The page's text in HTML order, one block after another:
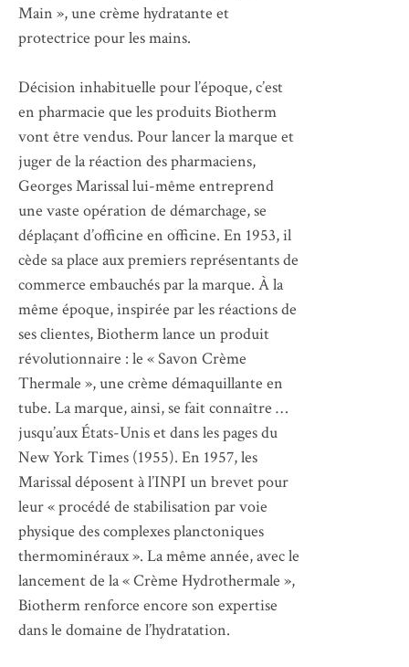
Main », une crème hydratante et
protectrice pour les mains.
Décision inhabituelle pour l’époque, c’est
en pharmacie que les produits Biotherm
vont être vendus. Pour lancer la marque et
juger de la réaction des pharmaciens,
Georges Marissal lui-même entreprend
une vaste opération de démarchage, se
déplaçant d’officine en officine. En 1953, il
cède sa place aux premiers représentants de
commerce embauchés par la marque. À la
même époque, inspirée par les réactions de
ses clientes, Biotherm lance un produit
révolutionnaire : le « Savon Crème
Thermale », une crème démaquillante en
tube. La marque, ainsi, se fait connaître …
jusqu’aux États-Unis et dans les pages du
New York Times (1955). En 1957, les
Marissal déposent à l’INPI un brevet pour
leur « procédé de stabilisation par voie
physique des complexes planctoniques
thermominéraux ». La même année, avec le
lancement de la « Crème Hydrothermale »,
Biotherm renforce encore son expertise
dans le domaine de l’hydratation.